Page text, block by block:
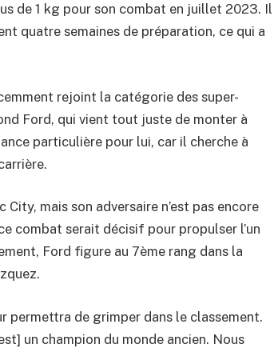
de 1 kg pour son combat en juillet 2023. Il
quatre semaines de préparation, ce qui a
rejoint la catégorie des super-
Ford, qui vient tout juste de monter à
particulière pour lui, car il cherche à
mais son adversaire n’est pas encore
combat serait décisif pour propulser l’un
Ford figure au 7ème rang dans la
permettra de grimper dans le classement.
un champion du monde ancien. Nous